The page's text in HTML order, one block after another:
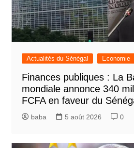
Actualités du Sénégal Economie
Finances publiques : La
mondiale annonce 340
FCFA en faveur du
baba 5 août 2026 0